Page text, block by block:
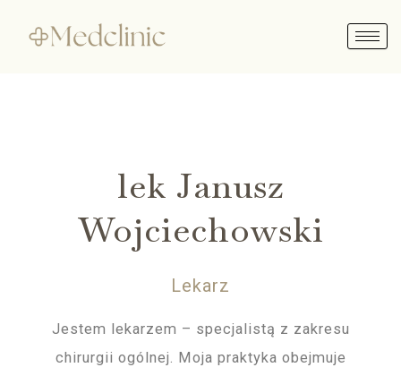
lek Janusz
Wojciechowski
Lekarz
Jestem lekarzem – specjalistą z zakresu
chirurgii ogólnej. Moja praktyka obejmuje